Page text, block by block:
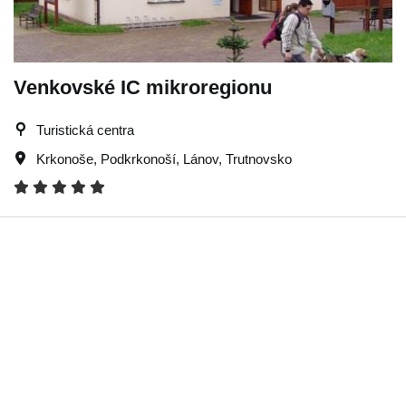
Venkovské IC mikroregionu
Turistická centra
Krkonoše, Podkrkonoší, Lánov, Trutnovsko